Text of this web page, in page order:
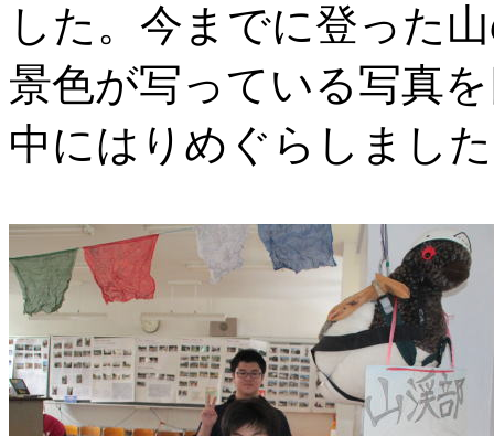
した。今までに登った
景色が写っている写真
中にはりめぐらしまし